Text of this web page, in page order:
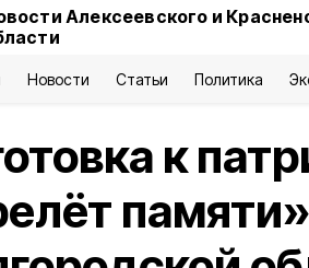
Алексеевского и
Новости Статьи Политика
к